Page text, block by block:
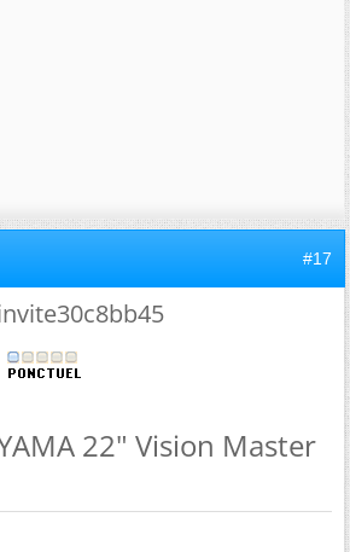
#17
22" Vision Master